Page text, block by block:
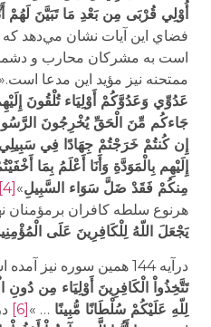
أُوْلِي قُرْبَى مِن بَعْدِ مَا تَبَيَّنَ لَهُمْ
فضاي اين آيات نشان مي‌دهد كه
است به مشركان محارب و
ممتحنه نيز مؤيد اين مدعا
عَدُوِّي وَعَدُوَّكُمْ أَوْلِيَاء تُلْقُونَ
جَاءكُم مِّنَ الْحَقِّ يُخْرِجُونَ الرَّسُولَ
إِن كُنتُمْ خَرَجْتُمْ جِهَادًا فِي
إِلَيْهِم بِالْمَوَدَّةِ وَأَنَا أَعْلَمُ بِمَا
مِنكُمْ فَقَدْ ضَلَّ سَوَاء السَّبِيلِ»
[4]
هرنوع سلطه كافران
يَجْعَلَ اللّهُ لِلْكَافِرِينَ عَلَى
درآيه 144 همين سوره نيز آمده است: «
تَتَّخِذُواْ الْكَافِرِينَ أَوْلِيَاء مِن دُونِ
لِلّهِ عَلَيْكُمْ سُلْطَانًا مُّبِينًا … »
[6]